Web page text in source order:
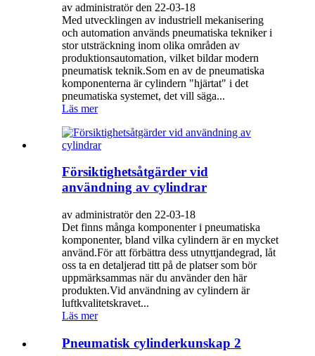
av administratör den 22-03-18
Med utvecklingen av industriell mekanisering
och automation används pneumatiska tekniker i
stor utsträckning inom olika områden av
produktionsautomation, vilket bildar modern
pneumatisk teknik.Som en av de pneumatiska
komponenterna är cylindern "hjärtat" i det
pneumatiska systemet, det vill säga...
Läs mer
Försiktighetsåtgärder vid
användning av cylindrar
av administratör den 22-03-18
Det finns många komponenter i pneumatiska
komponenter, bland vilka cylindern är en mycket
använd.För att förbättra dess utnyttjandegrad, låt
oss ta en detaljerad titt på de platser som bör
uppmärksammas när du använder den här
produkten.Vid användning av cylindern är
luftkvalitetskravet...
Läs mer
Pneumatisk cylinderkunskap 2